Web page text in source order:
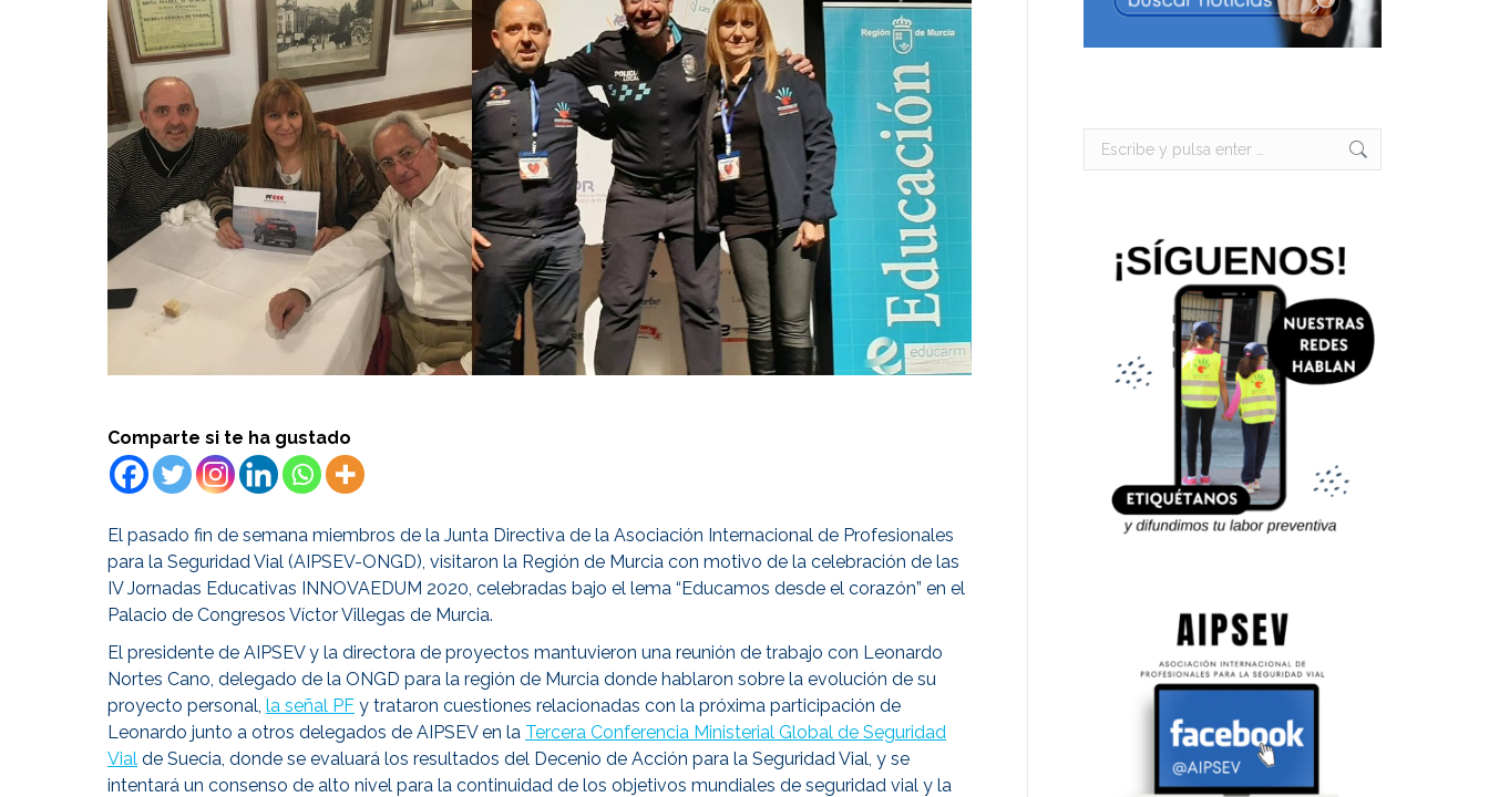
Comparte si te ha gustado
El pasado fin de semana miembros de la Junta Directiva de la Asociación Internacional de Profesionales
para la Seguridad Vial (AIPSEV-ONGD), visitaron la Región de Murcia con motivo de la celebración de las
IV Jornadas Educativas INNOVAEDUM 2020, celebradas bajo el lema “Educamos desde el corazón” en el
Palacio de Congresos Víctor Villegas de Murcia.
El presidente de AIPSEV y la directora de proyectos mantuvieron una reunión de trabajo con Leonardo
Nortes Cano, delegado de la ONGD para la región de Murcia donde hablaron sobre la evolución de su
proyecto personal, la señal PF y trataron cuestiones relacionadas con la próxima participación de
Leonardo junto a otros delegados de AIPSEV en la Tercera Conferencia Ministerial Global de Seguridad
Vial de Suecia, donde se evaluará los resultados del Decenio de Acción para la Seguridad Vial, y se
intentará un consenso de alto nivel para la continuidad de los objetivos mundiales de seguridad vial y la
Buscar: